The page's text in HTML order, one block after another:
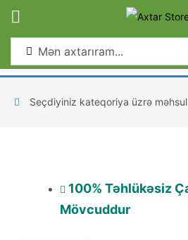
Seçdiyiniz kateqoriya üzrə məhsul
100% Təhlükəsiz
Mövcuddur
Sign in